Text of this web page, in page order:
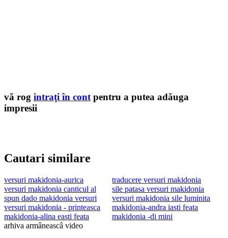
vă rog intraţi în cont pentru a putea adăuga
impresii
Cautari similare
versuri makidonia-aurica
traducere versuri makidonia
versuri makidonia canticul al
sile patasa versuri makidonia
spun dado makidonia versuri
versuri makidonia sile luminita
versuri makidonia - printeasca
makidonia-andra iasti feata
makidonia-alina easti feata
makidonia -di mini
arhiva armâneascâ video